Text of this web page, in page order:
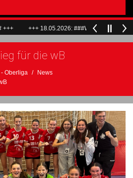
18.05.2026: ###Wir sagen Dankeschön und
für die wB
Oberliga
News